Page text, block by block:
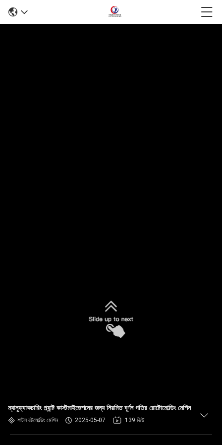
ম্যানুফ্যাকচারিং প্ল্যান্ট কাস্টমাইজেশনের জন্য নিয়মিত ঘূর্ণন গতির রোটোমোল্ডিং মেশিন
শাটল রটমোল্ডিং মেশিন 2025-05-07 139 ভিউ